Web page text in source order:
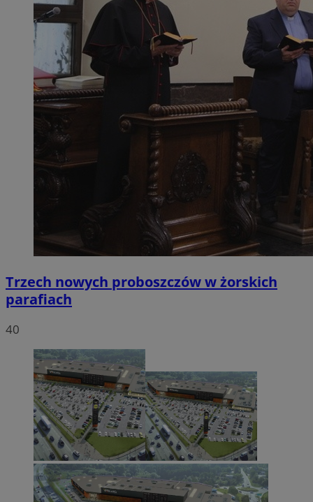
Trzech nowych proboszczów w żorskich
parafiach
40